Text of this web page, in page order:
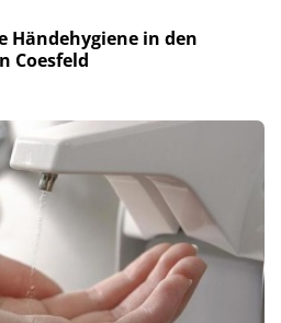
Händehygiene in den
Coesfeld